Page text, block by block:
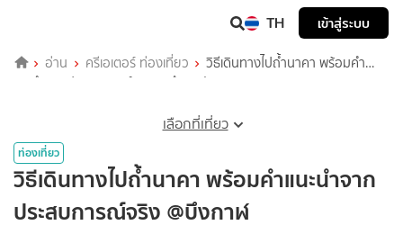
TH เข้าสู่ระบบ
อ่าน ครีเอเตอร์ ท่องเที่ยว
วิธีเดินทางไปถ้ำนาคา พร้อมคำ
แนะนำจากประสบการณ์จริง @บึงกาฬ
เลือกที่เที่ยว
ท่องเที่ยว
วิธีเดินทางไปถ้ำนาคา พร้อมคำแนะนำจาก
ประสบการณ์จริง @บึงกาฬ